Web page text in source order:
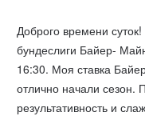
Доброго времени
бундеслиги Байер-
16:30. Моя ставка
отлично начали сезон.
результативность и